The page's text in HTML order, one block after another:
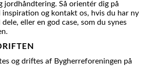
jordhåndtering. Så orientér dig på
inspiration og kontakt os, hvis du har ny
eller en god case, som du synes
og driftes af Bygherreforeningen på